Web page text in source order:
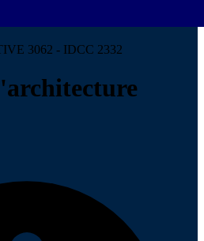
3062 - IDCC 2332